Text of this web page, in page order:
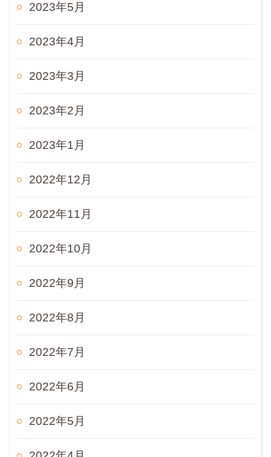
2023年5月
2023年4月
2023年3月
2023年2月
2023年1月
2022年12月
2022年11月
2022年10月
2022年9月
2022年8月
2022年7月
2022年6月
2022年5月